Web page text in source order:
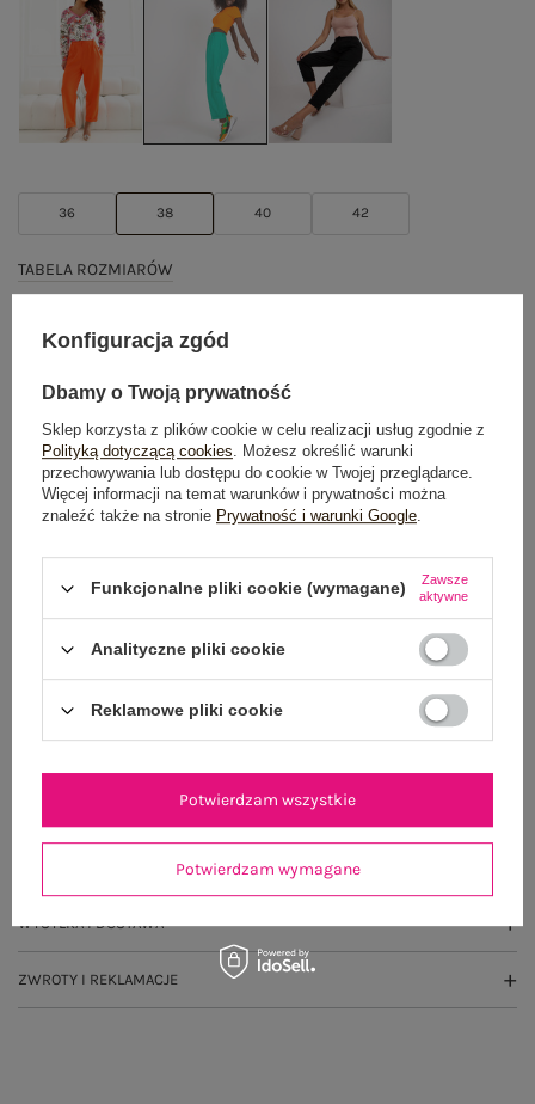
36 38 40 42
TABELA ROZMIARÓW
DODAJ DO KOSZYKA
Możesz kupić także poprzez:
Dostawaod 7,99 zł
Do darmowej dostawy brakuje 200,00 zł
Wysyłka wponiedziałek
100 dni na zwrot
(1)
WYSYŁKA I DOSTAWA
ZWROTY I REKLAMACJE
Konfiguracja zgód
Dbamy o Twoją prywatność
Sklep korzysta z plików cookie w celu realizacji usług zgodnie z
Polityką dotyczącą cookies. Możesz określić warunki
przechowywania lub dostępu do cookie w Twojej przeglądarce.
Więcej informacji na temat warunków i prywatności można
znaleźć także na stronie Prywatność i warunki Google.
Funkcjonalne pliki cookie (wymagane)
Zawsze
aktywne
Analityczne pliki cookie
Reklamowe pliki cookie
Potwierdzam wymagane
Potwierdzam wszystkie